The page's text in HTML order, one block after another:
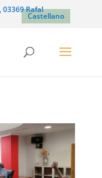
03369 Rafal
Castellano